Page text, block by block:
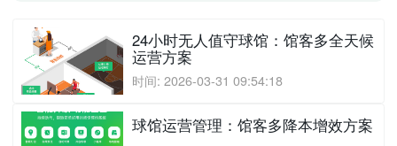
24小时无人值守球馆：馆客多全天候
运营方案
时间: 2026-03-31 09:54:18
球馆运营管理：馆客多降本增效方案